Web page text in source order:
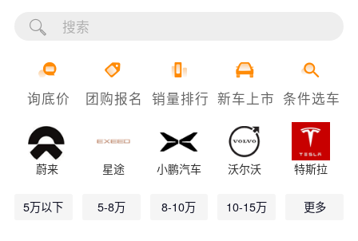
询底价 团购报名 销量排行 新车上市 条件选车
蔚来 星途 小鹏汽车 沃尔沃 特斯拉
5万以下 5-8万 8-10万 10-15万 更多